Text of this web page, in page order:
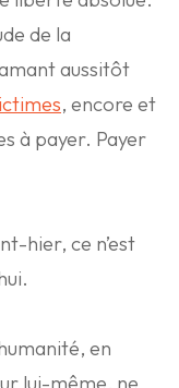
de la
aussitôt
, encore et
à payer. Payer
hier, ce n’est
en